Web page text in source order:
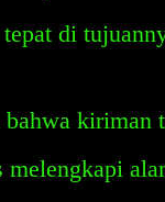
di
kiriman